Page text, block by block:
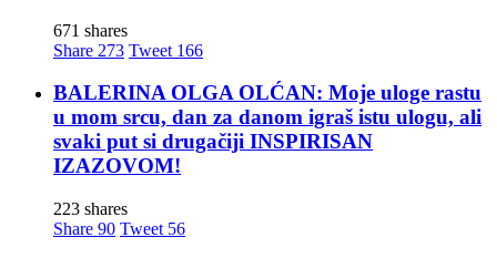
671 shares
Share 273 Tweet 166
BALERINA OLGA OLĆAN: Moje uloge rastu
u mom srcu, dan za danom igraš istu ulogu, ali
svaki put si drugačiji INSPIRISAN
IZAZOVOM!
223 shares
Share 90 Tweet 56